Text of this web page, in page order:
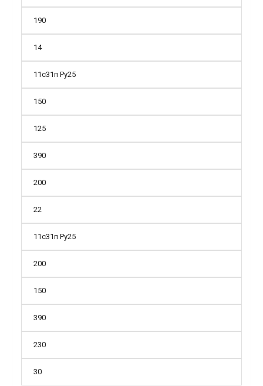
190
14
11с31п Ру25
150
125
390
200
22
11с31п Ру25
200
150
390
230
30